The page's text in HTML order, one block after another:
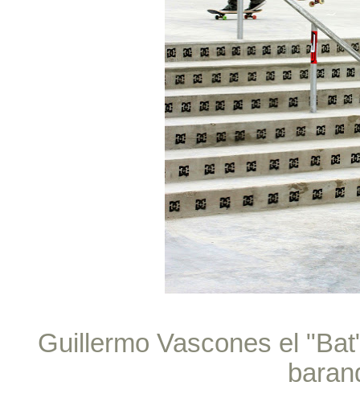
Guillermo Vascones el